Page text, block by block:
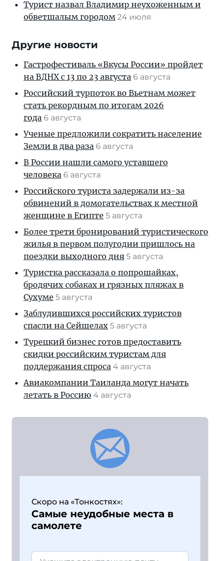
Турист назвал Владимир неухоженным и
обветшалым городом 24 июля
Другие новости
Гастрофестиваль «Вкусы России» пройдет
на ВДНХ с 13 по 23 августа 6 августа
Российский турпоток во Вьетнам может
стать рекордным по итогам 2026
года 6 августа
Ученые предложили сократить население
Земли в два раза 6 августа
В России нашли самого уставшего
человека 6 августа
Российского туриста задержали из-за
обвинений в домогательствах к местной
женщине в Египте 5 августа
Более трети бронирований туристического
жилья в первом полугодии пришлось на
поездки выходного дня 5 августа
Туристка рассказала о попрошайках,
бродячих собаках и грязных пляжах в
Сухуме 5 августа
Заблудившихся российских туристов
спасли на Сейшелах 5 августа
Турецкий бизнес готов предоставить
скидки российским туристам для
поддержания спроса 4 августа
Авиакомпании Таиланда могут начать
летать в Россию 4 августа
Скоро на «Тонкостях»:
Самые неудобные места в
самолете